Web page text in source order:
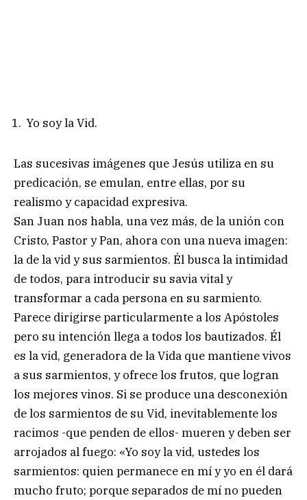
Yo soy la Vid.
Las sucesivas imágenes que Jesús utiliza en su
predicación, se emulan, entre ellas, por su
realismo y capacidad expresiva.
San Juan nos habla, una vez más, de la unión con
Cristo, Pastor y Pan, ahora con una nueva imagen:
la de la vid y sus sarmientos. Él busca la intimidad
de todos, para introducir su savia vital y
transformar a cada persona en su sarmiento.
Parece dirigirse particularmente a los Apóstoles
pero su intención llega a todos los bautizados. Él
es la vid, generadora de la Vida que mantiene vivos
a sus sarmientos, y ofrece los frutos, que logran
los mejores vinos. Si se produce una desconexión
de los sarmientos de su Vid, inevitablemente los
racimos -que penden de ellos- mueren y deben ser
arrojados al fuego: «Yo soy la vid, ustedes los
sarmientos: quien permanece en mí y yo en él dará
mucho fruto; porque separados de mí no pueden